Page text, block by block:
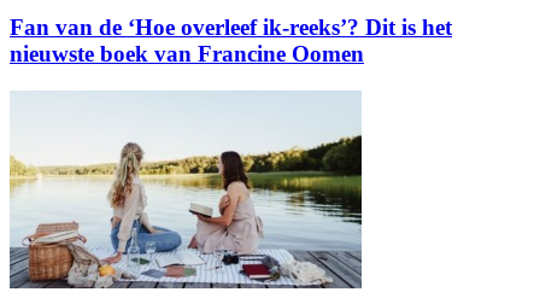
Fan van de ‘Hoe overleef ik-reeks’? Dit is het
nieuwste boek van Francine Oomen